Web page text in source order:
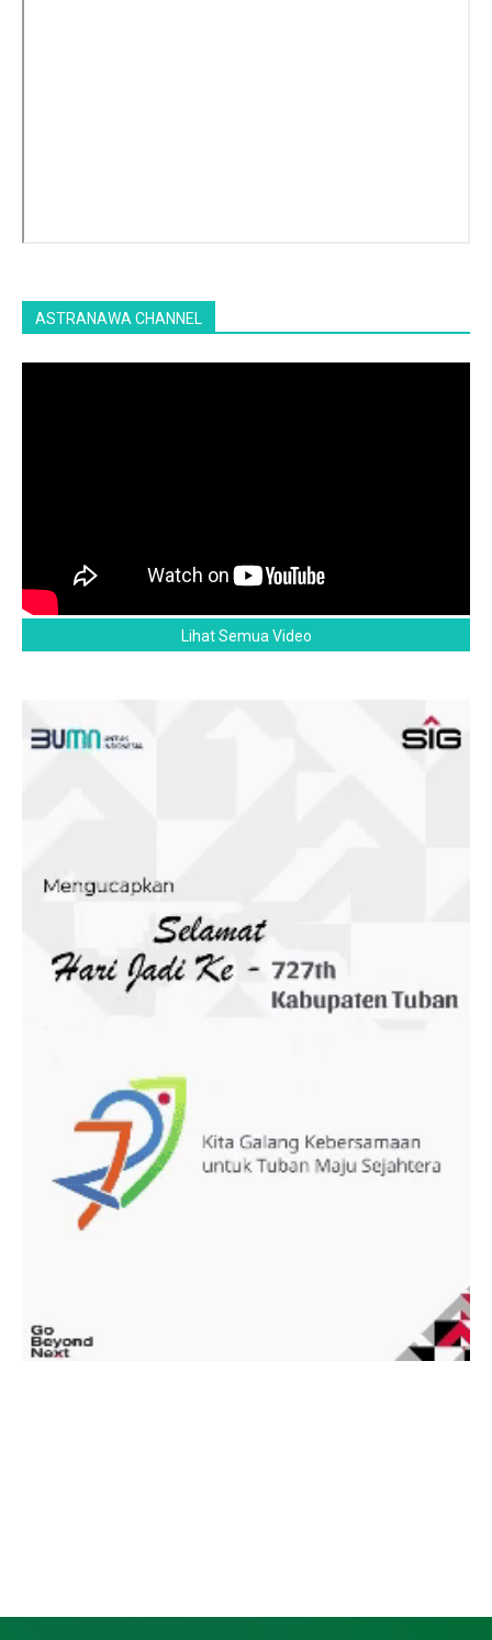
ASTRANAWA CHANNEL
Lihat Semua Video